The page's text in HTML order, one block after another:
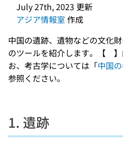
July 27th, 2023 更新
アジア情報室 作成
中国の遺跡、遺物などの文化
のツールを紹介します。【
お、考古学については「中国
参照ください。
1. 遺跡